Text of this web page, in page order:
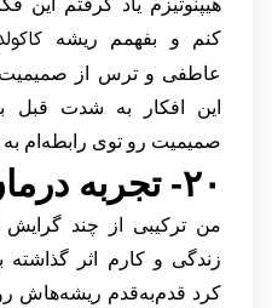
هیپنوتیزم یاد گرفتم
کنم و بفهمم ریشه‌
عاطفی و ترس از صمیمیت
این افکار به شدت قبل
صمیمیت رو توی رابطه‌ام
۲۰- تجربه درمان انواع پارافیلیا
من ترکیبی از چند
زندگی و کارم اثر گذاشته
کرد قدم‌به‌قدم ریشه‌هاش